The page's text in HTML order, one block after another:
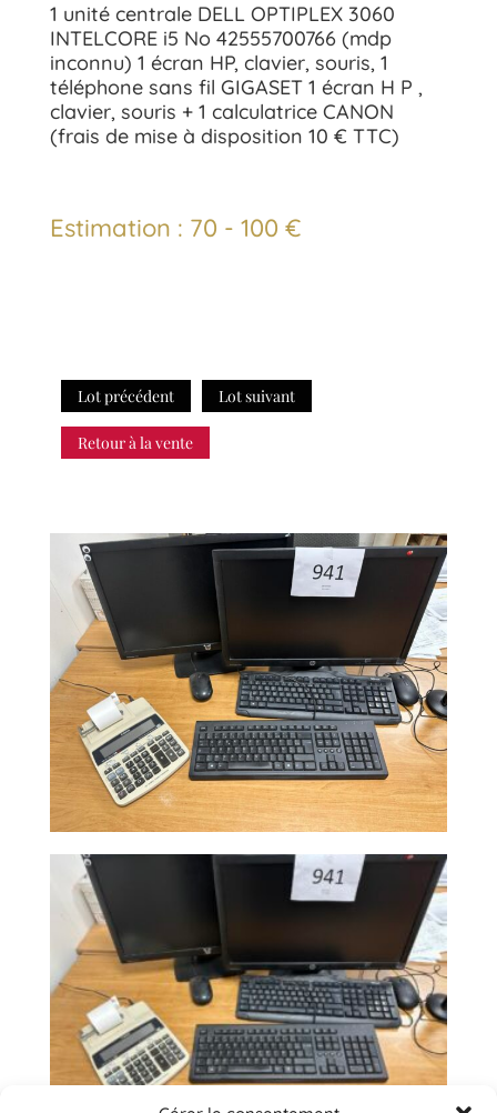
1 unité centrale DELL OPTIPLEX 3060
INTELCORE i5 No 42555700766 (mdp
inconnu) 1 écran HP, clavier, souris, 1
téléphone sans fil GIGASET 1 écran H P ,
clavier, souris + 1 calculatrice CANON
(frais de mise à disposition 10 € TTC)
Estimation : 70 - 100 €
Lot précédent Lot suivant
Retour à la vente